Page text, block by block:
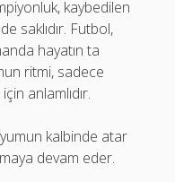
kaybedilen
saklıdır. Futbol,
hayatın ta
ritmi, sadece
anlamlıdır.
kalbinde atar
devam eder.